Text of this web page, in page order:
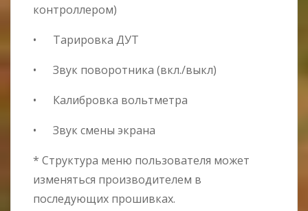
контроллером)
• Тарировка ДУТ
• Звук поворотника (вкл./выкл)
• Калибровка вольтметра
• Звук смены экрана
* Структура меню пользователя может
изменяться производителем в
последующих прошивках.